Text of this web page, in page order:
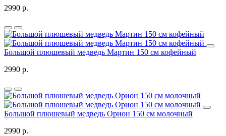
2990 р.
Большой плюшевый медведь Мартин 150 см кофейный
2990 р.
Большой плюшевый медведь Орион 150 см молочный
2990 р.